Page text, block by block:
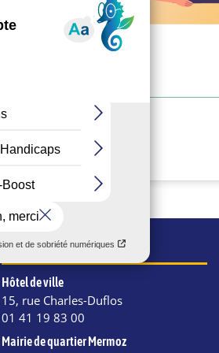
COORDONNÉES
Hôtel de ville
15, rue Charles-Duflos
01 41 19 83 00
Mairie de quartier Mermoz